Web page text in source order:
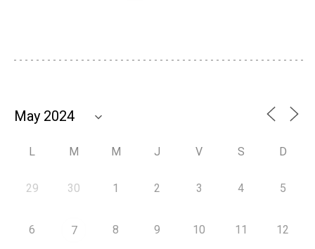
L M M J V S D
29 30 1 2 3 4 5
6 7 8 9 10 11 12